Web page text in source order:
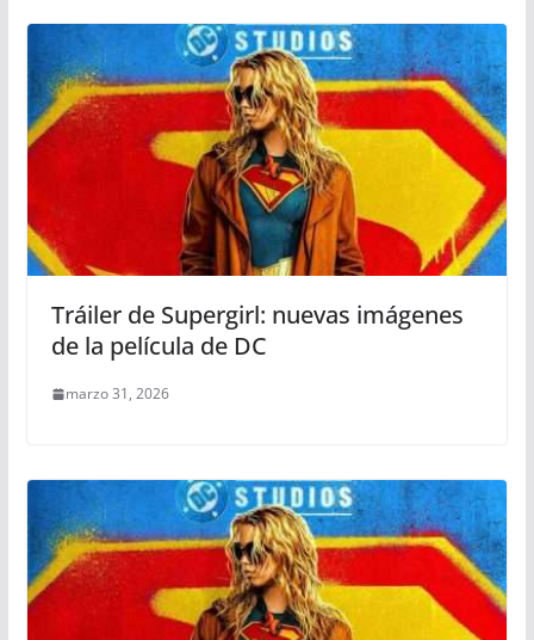
Tráiler de Supergirl: nuevas imágenes
de la película de DC
marzo 31, 2026